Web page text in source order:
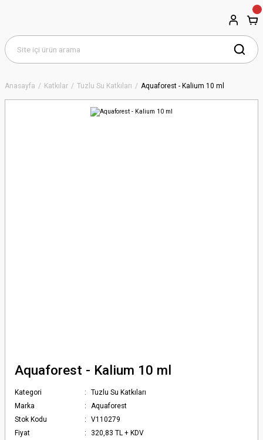
Anasayfa Katkılar Tuzlu Su Katkıları Aquaforest - Kalium 10 ml
Aquaforest - Kalium 10 ml
Kategori
Tuzlu Su Katkıları
Marka
Aquaforest
Stok Kodu
V110279
Fiyat
320,83 TL + KDV